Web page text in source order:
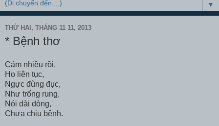
▼
THỨ HAI, THÁNG 11 11, 2013
* Bệnh thơ
Cảm nhiều rồi,
Ho liên tục,
Ngực đùng đục,
Như trống rung,
Nói dài dòng,
Chưa chịu bệnh.